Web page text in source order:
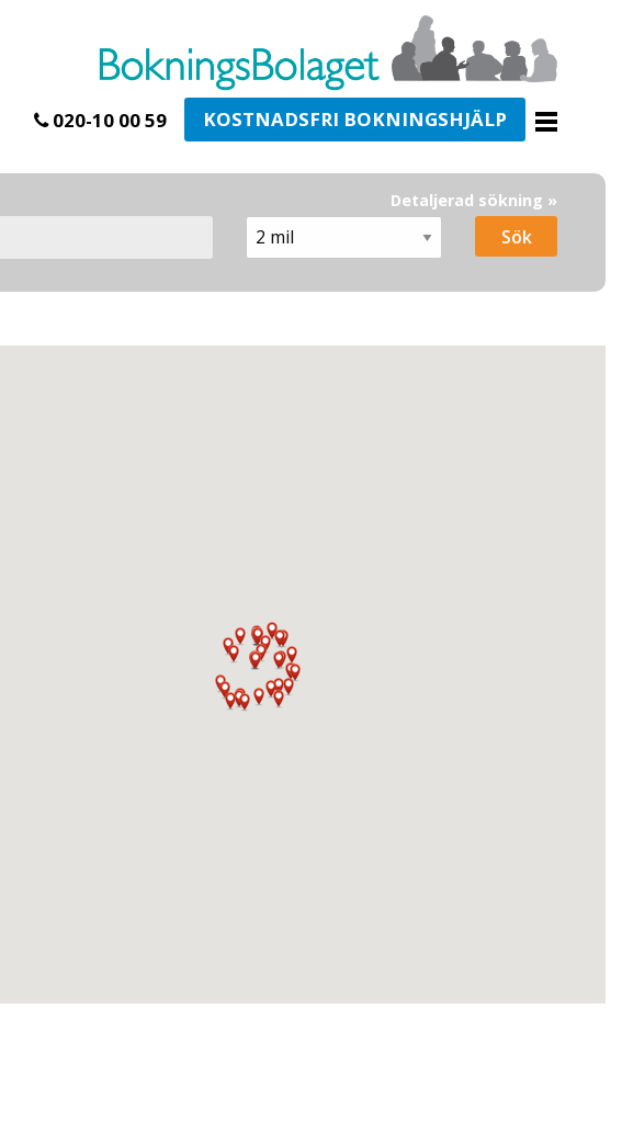
020-10 00 59 KOSTNADSFRI BOKNINGSHJÄLP
Detaljerad sökning »